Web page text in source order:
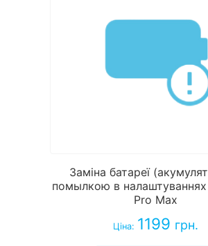
Заміна батареї
помылкою в налаштуваннях
Pro Max
Ціна: 1199 грн.